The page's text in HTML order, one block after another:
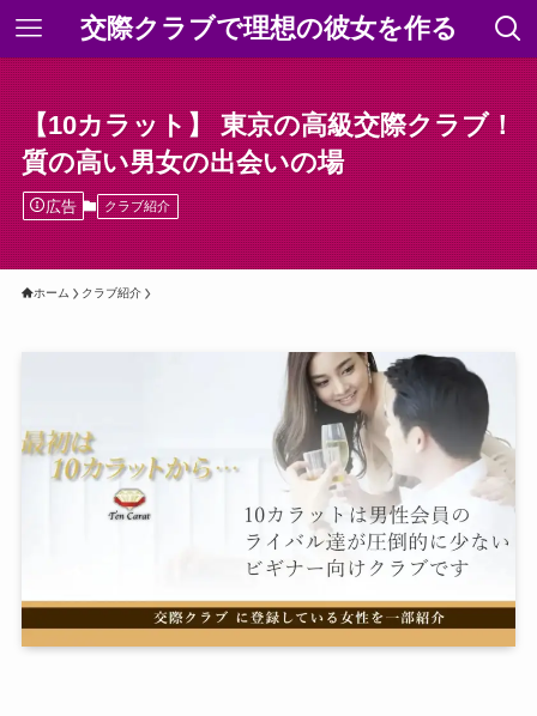
交際クラブで理想の彼女を作る
【10カラット】 東京の高級交際クラブ！
質の高い男女の出会いの場
広告 クラブ紹介
ホーム クラブ紹介